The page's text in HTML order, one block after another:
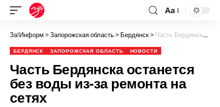
Aa
За!Информ >Запорожская область> Бердянск> Часть Бердянска останется без воды из-за ремонта на сетях
БЕРДЯНСК ЗАПОРОЖСКАЯ ОБЛАСТЬ НОВОСТИ
Часть Бердянска останется
без воды из-за ремонта на
сетях